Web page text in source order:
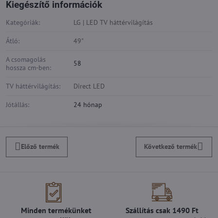
Kiegészítő információk
Kategóriák: LG | LED TV háttérvilágítás
Átló: 49"
A csomagolás
hossza cm-ben:
58
TV háttérvilágítás: Direct LED
Jótállás: 24 hónap
Előző termék Következő termék
Minden termékünket
Szállítás csak 1490 Ft